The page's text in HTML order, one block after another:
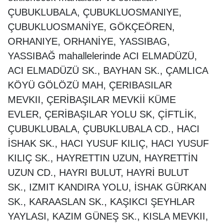
ÇUBUKLUBALA, ÇUBUKLUOSMANIYE,
ÇUBUKLUOSMANİYE, GÖKÇEÖREN,
ORHANIYE, ORHANİYE, YASSIBAG,
YASSIBAĞ mahallelerinde ACI ELMADÜZÜ,
ACI ELMADÜZÜ SK., BAYHAN SK., ÇAMLICA
KÖYÜ GÖLÖZÜ MAH, ÇERIBASILAR
MEVKII, ÇERİBAŞILAR MEVKİİ KÜME
EVLER, ÇERİBAŞILAR YOLU SK, ÇİFTLİK,
ÇUBUKLUBALA, ÇUBUKLUBALA CD., HACI
İSHAK SK., HACI YUSUF KILIÇ, HACI YUSUF
KILIÇ SK., HAYRETTIN UZUN, HAYRETTİN
UZUN CD., HAYRI BULUT, HAYRİ BULUT
SK., IZMIT KANDIRA YOLU, İSHAK GÜRKAN
SK., KARAASLAN SK., KAŞIKCI ŞEYHLAR
YAYLASI, KAZIM GÜNEŞ SK., KISLA MEVKII,